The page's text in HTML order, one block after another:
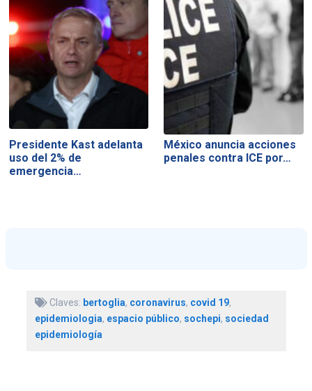
Presidente Kast adelanta
uso del 2% de
emergencia…
México anuncia acciones
penales contra ICE por…
Claves: bertoglia, coronavirus, covid 19,
epidemiologia, espacio público, sochepi, sociedad
epidemiología